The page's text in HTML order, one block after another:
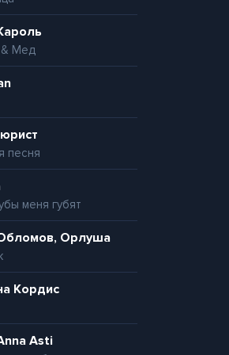
& Мед
песня
меня губят
Орлуша
Кордис
Asti